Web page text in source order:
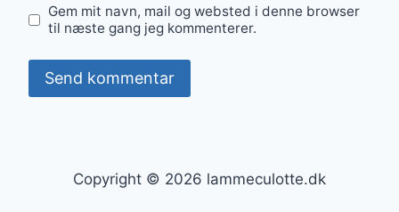
Gem mit navn, mail og websted i denne browser
til næste gang jeg kommenterer.
Copyright © 2026 lammeculotte.dk